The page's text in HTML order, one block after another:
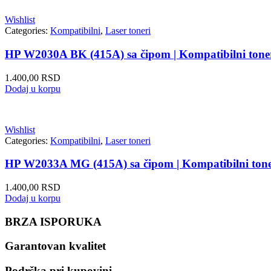
Wishlist
Categories: Kompatibilni, Laser toneri
HP W2030A BK (415A) sa čipom | Kompatibilni
1.400,00 RSD
Dodaj u korpu
Wishlist
Categories: Kompatibilni, Laser toneri
HP W2033A MG (415A) sa čipom | Kompatibilni
1.400,00 RSD
Dodaj u korpu
BRZA ISPORUKA
Garantovan kvalitet